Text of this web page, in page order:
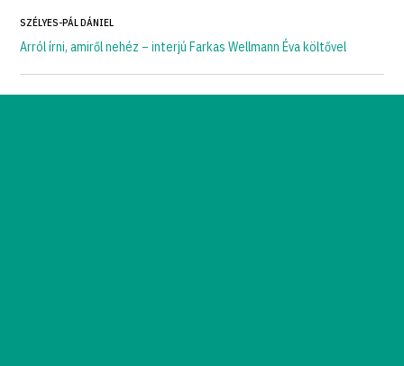
SZÉLYES-PÁL DÁNIEL
Arról írni, amiről nehéz – interjú Farkas Wellmann Éva költővel